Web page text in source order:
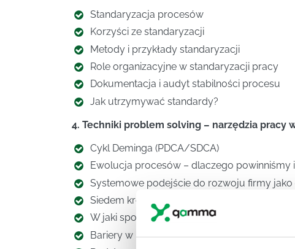
Standaryzacja procesów
Korzyści ze standaryzacji
Metody i przykłady standaryzacji
Role organizacyjne w standaryzacji pracy
Dokumentacja i audyt stabilności procesu
Jak utrzymywać standardy?
4. Techniki problem solving – narzędzia pracy
Cykl Deminga (PDCA/SDCA)
Ewolucja procesów – dlaczego powinniśmy
Systemowe podejście do rozwoju firmy
Siedem kroków rozwiązywania problemów
W jaki sposób nasz mózg radzi sobie z
Bariery w rozwiązywaniu problemów –